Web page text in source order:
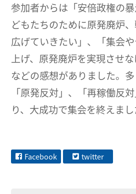
参加者からは「安倍政権の
どもたちのために原発廃炉
広げていきたい」、「集会
上げ、原発廃炉を実現させな
などの感想がありました。
「原発反対」、「再稼働反
り、大成功で集会を終えまし
Facebook twitter